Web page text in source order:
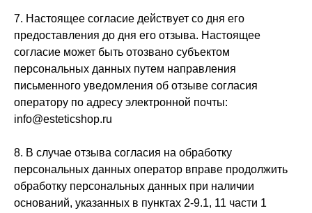
7. Настоящее согласие действует со дня его
предоставления до дня его отзыва. Настоящее
согласие может быть отозвано субъектом
персональных данных путем направления
письменного уведомления об отзыве согласия
оператору по адресу электронной почты:
info@esteticshop.ru
8. В случае отзыва согласия на обработку
персональных данных оператор вправе продолжить
обработку персональных данных при наличии
оснований, указанных в пунктах 2-9.1, 11 части 1